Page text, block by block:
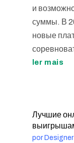
и
суммы. В
новые
ler mais
Лучшие
por Designer|